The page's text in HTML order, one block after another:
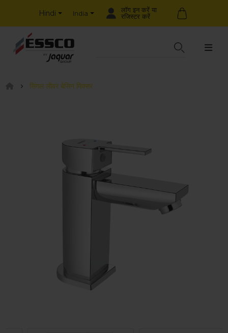
Hindi India
लॉग इन करें या
रजिस्टर करें
सिंगल लीवर बेसिन मिक्सर